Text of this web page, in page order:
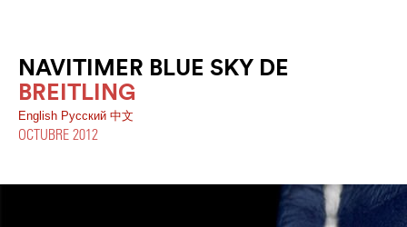
NAVITIMER BLUE SKY DE
BREITLING
English Pусский 中文
OCTUBRE 2012